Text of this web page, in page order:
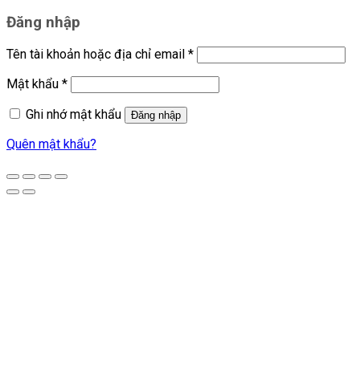
Đăng nhập
Tên tài khoản hoặc địa chỉ email *
Mật khẩu *
Ghi nhớ mật khẩu
Đăng nhập
Quên mật khẩu?